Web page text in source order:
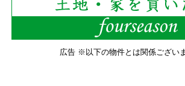
広告 ※以下の物件とは関係ございま